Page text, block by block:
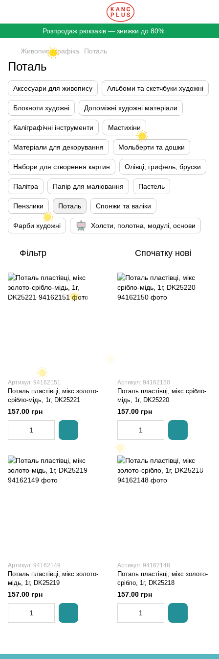
Розпродаж рюкзаків — знижки до 80%
Живопис і графіка Поталь
Поталь
Аксесуари для живопису Альбоми та скетчбуки художні
Блокноти художні Допоміжні художні матеріали
Каліграфічні інструменти Мастихіни
Матеріали для декорування Мольберти та дошки
Набори для створення картин Олівці, грифель, бруски
Палітра Папір для малювання Пастель
Пензлики Поталь Спонжи та валіки
Фарби художні Холсти, полотна, модулі, основи
Фільтр Спочатку нові
Артикул: 94162151
Поталь пластівці, мікс золото-
срібло-мідь, 1г, DK25221
157.00 грн
Артикул: 94162150
Поталь пластівці, мікс срібло-
мідь, 1г, DK25220
157.00 грн
Артикул: 94162149
Поталь пластівці, мікс золото-
мідь, 1г, DK25219
157.00 грн
Артикул: 94162148
Поталь пластівці, мікс золото-
срібло, 1г, DK25218
157.00 грн